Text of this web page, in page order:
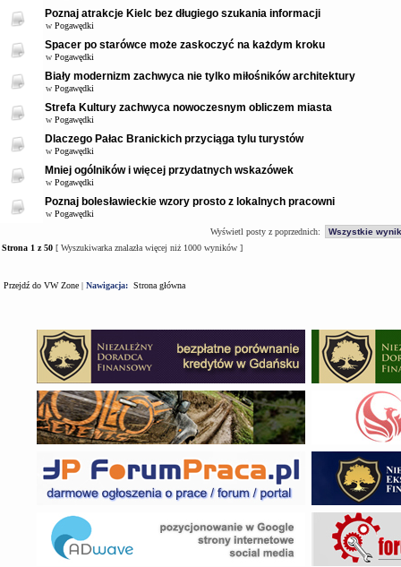
Poznaj atrakcje Kielc bez długiego szukania informacji
w Pogawędki
Spacer po starówce może zaskoczyć na każdym kroku
w Pogawędki
Biały modernizm zachwyca nie tylko miłośników architektury
w Pogawędki
Strefa Kultury zachwyca nowoczesnym obliczem miasta
w Pogawędki
Dlaczego Pałac Branickich przyciąga tylu turystów
w Pogawędki
Mniej ogólników i więcej przydatnych wskazówek
w Pogawędki
Poznaj bolesławieckie wzory prosto z lokalnych pracowni
w Pogawędki
Wyświetl posty z poprzednich:
Strona 1 z50 [ Wyszukiwarka znalazła więcej niż 1000 wyników ]
Przejdź do VW Zone | Nawigacja: Strona główna